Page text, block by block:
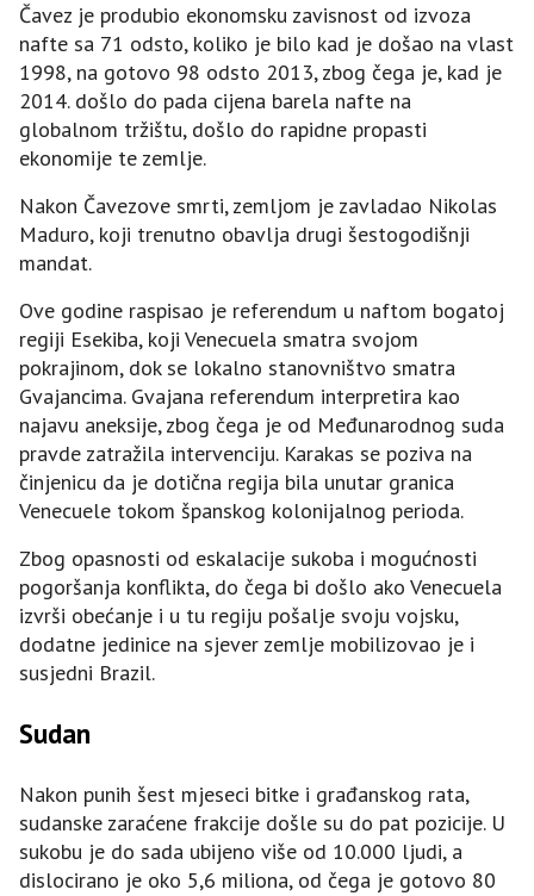
Čavez je produbio ekonomsku zavisnost od izvoza
nafte sa 71 odsto, koliko je bilo kad je došao na vlast
1998, na gotovo 98 odsto 2013, zbog čega je, kad je
2014. došlo do pada cijena barela nafte na
globalnom tržištu, došlo do rapidne propasti
ekonomije te zemlje.
Nakon Čavezove smrti, zemljom je zavladao Nikolas
Maduro, koji trenutno obavlja drugi šestogodišnji
mandat.
Ove godine raspisao je referendum u naftom bogatoj
regiji Esekiba, koji Venecuela smatra svojom
pokrajinom, dok se lokalno stanovništvo smatra
Gvajancima. Gvajana referendum interpretira kao
najavu aneksije, zbog čega je od Međunarodnog suda
pravde zatražila intervenciju. Karakas se poziva na
činjenicu da je dotična regija bila unutar granica
Venecuele tokom španskog kolonijalnog perioda.
Zbog opasnosti od eskalacije sukoba i mogućnosti
pogoršanja konflikta, do čega bi došlo ako Venecuela
izvrši obećanje i u tu regiju pošalje svoju vojsku,
dodatne jedinice na sjever zemlje mobilizovao je i
susjedni Brazil.
Sudan
Nakon punih šest mjeseci bitke i građanskog rata,
sudanske zaraćene frakcije došle su do pat pozicije. U
sukobu je do sada ubijeno više od 10.000 ljudi, a
dislocirano je oko 5,6 miliona, od čega je gotovo 80